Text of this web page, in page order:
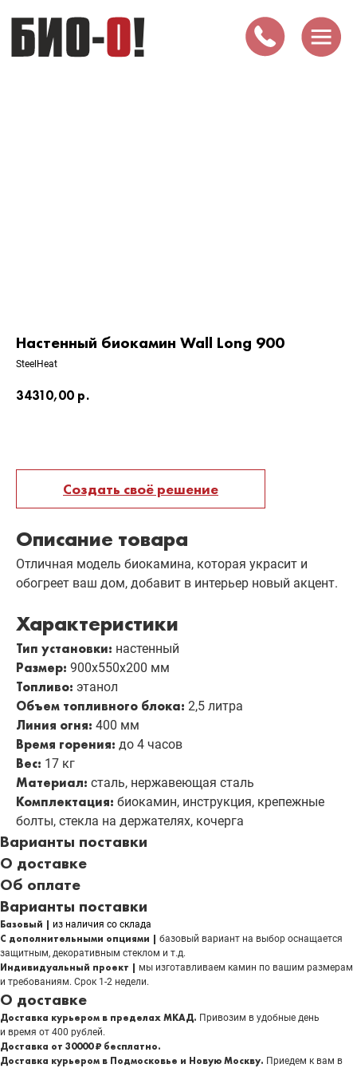
Настенный биокамин Wall Long 900
SteelHeat
34310,00 р.
Создать своё решение
Описание товара
Отличная модель биокамина, которая украсит и
обогреет ваш дом, добавит в интерьер новый акцент.
Характеристики
Тип установки: настенный
Размер: 900х550х200 мм
Топливо: этанол
Объем топливного блока: 2,5 литра
Линия огня: 400 мм
Время горения: до 4 часов
Вес: 17 кг
Материал: сталь, нержавеющая сталь
Комплектация: биокамин, инструкция, крепежные
болты, стекла на держателях, кочерга
Варианты поставки
О доставке
Об оплате
Варианты поставки
Базовый | из наличия со склада
С дополнительными опциями | базовый вариант на выбор оснащается
защитным, декоративным стеклом и т.д.
Индивидуальный проект | мы изготавливаем камин по вашим размерам
и требованиям. Срок 1-2 недели.
О доставке
Доставка курьером в пределах МКАД. Привозим в удобные день
и время от 400 рублей.
Доставка от 30000 ₽ бесплатно.
Доставка курьером в Подмосковье и Новую Москву. Приедем к вам в